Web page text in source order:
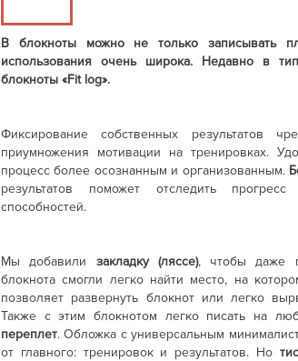
В блокноты можно не только записывать
использования очень широка. Недавно в
блокноты «Fit log».
Фиксирование собственных результатов
приумножения мотивации на тренировках.
процесс более осознанным и организованным.
результатов поможет отследить
способностей.
Мы добавили закладку (ляссе), чтобы даже
блокнота смогли легко найти место, на
позволяет развернуть блокнот или легко
Также с этим блокнотом легко писать на
переплет. Обложка с универсальным
от главного: тренировок и результатов. Но